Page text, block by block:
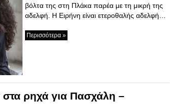
βόλτα της στη Πλάκα παρέα με τη μικρή της
αδελφή. Η Ειρήνη είναι ετεροθαλής αδελφή…
Περισσότερα »
στα ρηχά για Πασχάλη –